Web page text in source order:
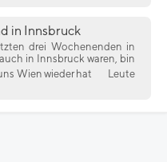
in Innsbruck
drei Wochenenden in
in Innsbruck waren, bin
Wien wieder hat
Leute